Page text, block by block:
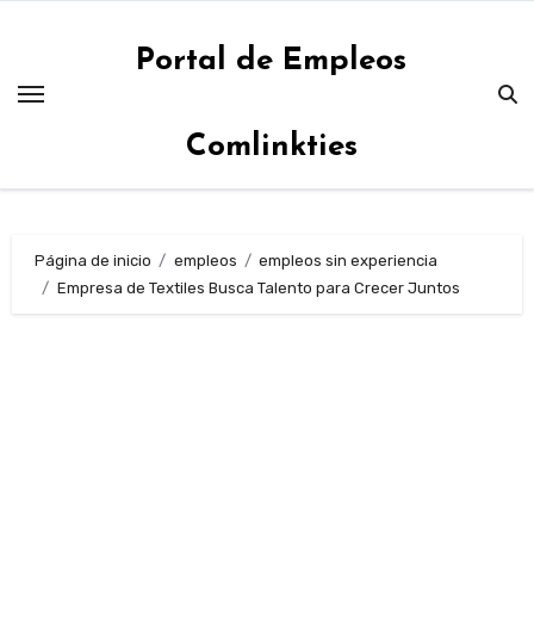
contenido
Portal de Empleos
Comlinkties
Página de inicio empleos
empleos sin experiencia
Empresa de Textiles Busca Talento para Crecer Juntos